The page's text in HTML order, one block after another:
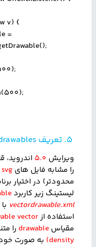
v) {
=
5. تعریف
ویرایش 5.0 اندروید،
را مشابه فایل های svg
محدودتر) در اختیار
لیستینگ زیر کاربرد
vectordrawable.xml
استفاده ازvector
مقیاس drawable را
density
) به صورت